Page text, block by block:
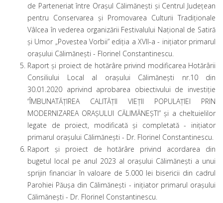
de Parteneriat între Orașul Călimănești și Centrul Județean
pentru Conservarea și Promovarea Culturii Tradiționale
Vâlcea în vederea organizării Festivalului Național de Satiră
și Umor „Povestea Vorbii” ediția a XVII-a - iniţiator primarul
oraşului Călimăneşti - Florinel Constantinescu.
Raport și proiect de hotărâre privind modificarea Hotărârii
Consiliului Local al orașului Călimănești nr.10 din
30.01.2020 aprivind aprobarea obiectivului de investiţie
“ÎMBUNATĂȚIREA CALITĂȚII VIEȚII POPULAȚIEI PRIN
MODERNIZAREA ORAȘULUI CĂLIMĂNEȘTI” și a cheltuielilor
legate de proiect, modificată și completată - iniţiator
primarul oraşului Călimăneşti - Dr. Florinel Constantinescu.
Raport și proiect de hotărâre privind acordarea din
bugetul local pe anul 2023 al oraşului Călimăneşti a unui
sprijin financiar în valoare de 5.000 lei bisericii din cadrul
Parohiei Păușa din Călimănești - iniţiator primarul oraşului
Călimăneşti - Dr. Florinel Constantinescu.